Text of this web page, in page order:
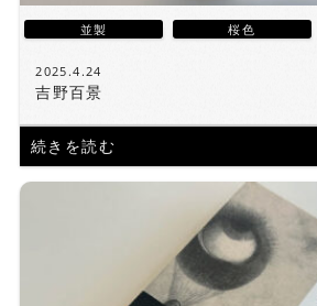
並製 桜色
2025.4.24
吉野百景
続きを読む